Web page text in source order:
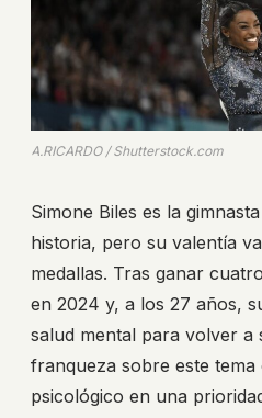
A.RICARDO / Shutterstock.com
Simone Biles es la
historia, pero su valentía
medallas. Tras ganar
en 2024 y, a los 27 años,
salud mental para volver a
franqueza sobre este
psicológico en una